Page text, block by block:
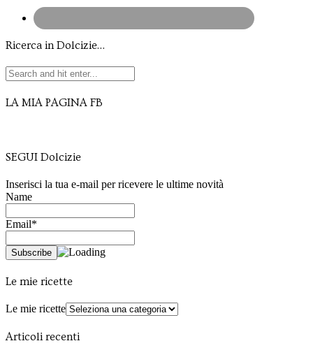
Ricerca in Dolcizie…
LA MIA PAGINA FB
SEGUI Dolcizie
Inserisci la tua e-mail per ricevere le ultime novità
Name
Email*
Le mie ricette
Le mie ricette
Articoli recenti